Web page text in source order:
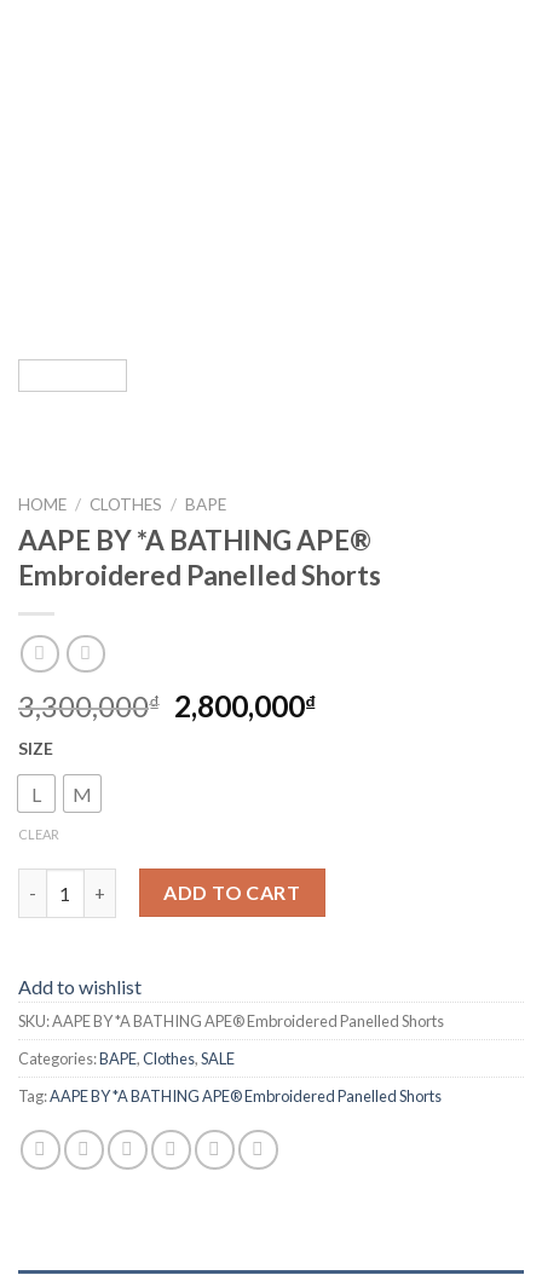
HOME / CLOTHES / BAPE
AAPE BY *A BATHING APE®
Embroidered Panelled Shorts
3,300,000₫ 2,800,000₫
SIZE
L M
CLEAR
AAPE BY *A BATHING APE® Embroidered Panelled Shorts
ADD TO CART
Add to wishlist
SKU:AAPE BY *A BATHING APE® Embroidered Panelled Shorts
Categories:BAPE,Clothes,SALE
Tag:AAPE BY *A BATHING APE® Embroidered Panelled Shorts